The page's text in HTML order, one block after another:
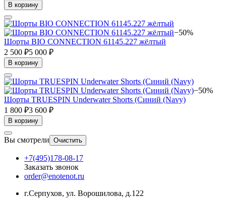
В корзину
−50%
Шорты BIO CONNECTION 61145.227 жёлтый
2 500 ₽5 000 ₽
В корзину
−50%
Шорты TRUESPIN Underwater Shorts (Синий (Navy)
1 800 ₽3 600 ₽
В корзину
Вы смотрели Очистить
+7(495)178-08-17
Заказать звонок
order@enotenot.ru
г.Серпухов, ул. Ворошилова, д.122